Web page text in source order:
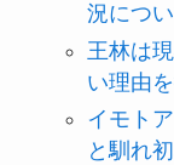
況につ
王林は
い理由
イモト
と馴れ